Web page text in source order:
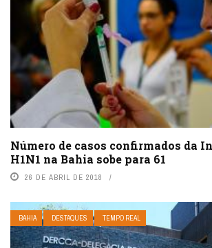
Número de casos confirmados da
H1N1 na Bahia sobe para 61
26 DE ABRIL DE 2018
BAHIA DESTAQUES TEMPO REAL